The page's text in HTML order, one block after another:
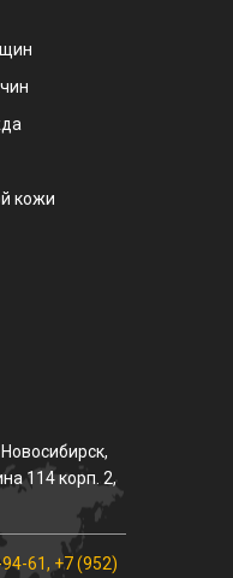
кожи
Новосибирск,
114 корп. 2,
61, +7 (952)